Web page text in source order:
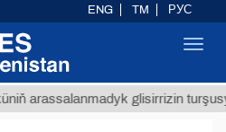
glisirrizin turşusy (t.)
ENG TM РУС